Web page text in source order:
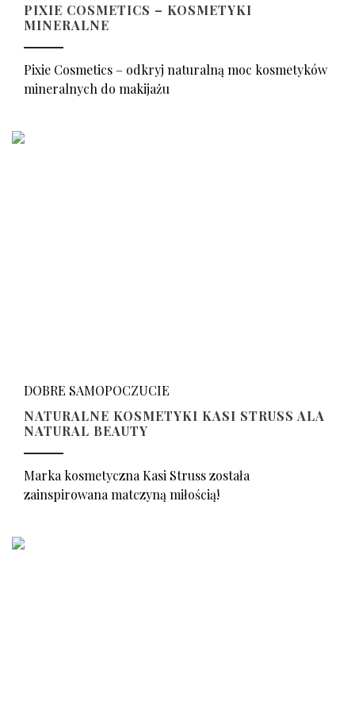
PIXIE COSMETICS – KOSMETYKI
MINERALNE
Pixie Cosmetics – odkryj naturalną moc kosmetyków
mineralnych do makijażu
DOBRE SAMOPOCZUCIE
NATURALNE KOSMETYKI KASI STRUSS ALA
NATURAL BEAUTY
Marka kosmetyczna Kasi Struss została
zainspirowana matczyną miłością!